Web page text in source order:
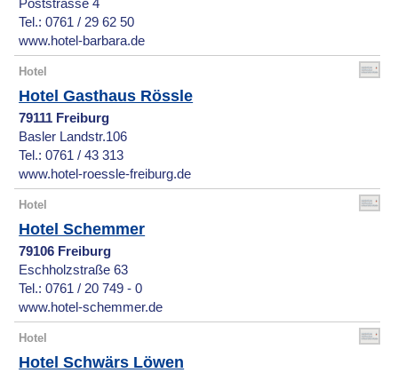
Poststrasse 4
Tel.: 0761 / 29 62 50
www.hotel-barbara.de
Hotel
Hotel Gasthaus Rössle
79111 Freiburg
Basler Landstr.106
Tel.: 0761 / 43 313
www.hotel-roessle-freiburg.de
Hotel
Hotel Schemmer
79106 Freiburg
Eschholzstraße 63
Tel.: 0761 / 20 749 - 0
www.hotel-schemmer.de
Hotel
Hotel Schwärs Löwen